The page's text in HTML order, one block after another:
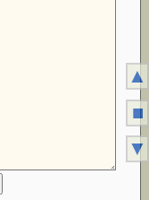
▲
■
▼